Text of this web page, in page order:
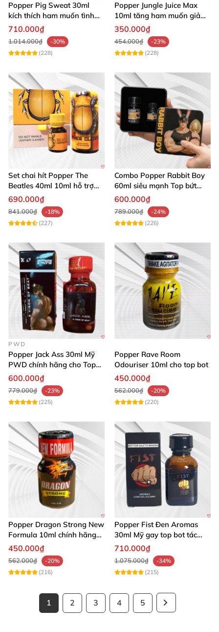
Popper Pig Sweat 30ml
kích thích ham muốn tình
dục khoái cảm sâu cộng
đồng LGBT
710.000₫
1.014.000₫
-30%
(228)
Popper Jungle Juice Max
10ml tăng ham muốn giảm
đau quan hệ
350.000₫
454.000₫
-23%
(228)
Set chai hít Popper The
Beatles 40ml 10ml hỗ trợ
giãn nở hậu môn cho Top
690.000₫
841.000₫
-18%
(227)
Combo Popper Rabbit Boy
60ml siêu mạnh Top bứt
phá giới hạn
600.000₫
789.000₫
-24%
(226)
PWD
Popper Jack Ass 30ml Mỹ
PWD chính hãng cho Top
Bot
600.000₫
779.000₫
-23%
(225)
Popper Rave Room
Odouriser 10ml cho top bot
450.000₫
562.000₫
-20%
(220)
Popper Dragon Strong New
Formula 10ml chính hãng
Mỹ dành cho Top Bot
450.000₫
562.000₫
-20%
(216)
Popper Fist Đen Aromas
30ml Mỹ gay top bot tác
dụng mạnh
710.000₫
1.075.000₫
-34%
(215)
1 2 3 4 5